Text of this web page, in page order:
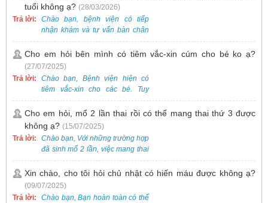
tuổi không ạ? (28/03/2026)
Trả lời:
Chào bạn, bệnh viện có tiếp
nhận khám và tư vấn bàn chân
bẹt cho trẻ em, bao gồm cả trẻ 5
tuổi. Bạn có thể đưa bé đến
Khoa Khám bệnh của bệnh viện
để được bác sĩ chuyên khoa
thăm khám. Ngoài ra, để thuận
tiện hơn, bạn có thể đặt lịch
0988 270 115. Nếu cần hỗ trợ
thêm, vui lòng liên hệ qua Zalo
hoặc Fanpage Bệnh viện Việt
Nam - Thụy Điển Uông Bí.
Cho em hỏi bên mình có tiêm vắc-xin cúm cho bé ko ạ?
(27/07/2025)
Trả lời:
Chào bạn, Bệnh viện hiện có
tiêm vắc-xin cho các bé. Tuy
nhiên, các loại vắc-xin thường về
theo từng đợt, không phải lúc
nào cũng có sẵn.
Cho em hỏi, mổ 2 lần thai rồi có thể mang thai thứ 3 được
không ạ? (15/07/2025)
Trả lời:
Chào bạn, Với những trường hợp
đã sinh mổ 2 lần, việc mang thai
lần 3 vẫn có thể thực hiện được.
Tại Bệnh viện, chúng tôi đã tiếp
nhận và hỗ trợ nhiều thai phụ có
nhu cầu tương tự.
Xin chào, cho tôi hỏi chủ nhật có hiến máu được không ạ?
(09/07/2025)
Trả lời:
Chào bạn, Bạn hoàn toàn có thể